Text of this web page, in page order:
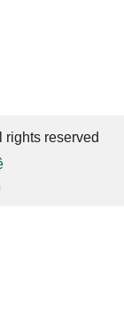
reserved